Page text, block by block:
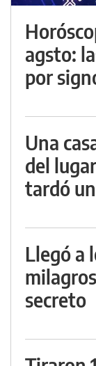
agsto:
por
Una
del
tardó
Llegó a
secreto